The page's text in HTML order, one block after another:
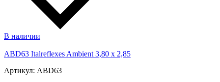
В наличии
ABD63 Italreflexes Ambient 3,80 x 2,85
Артикул: ABD63